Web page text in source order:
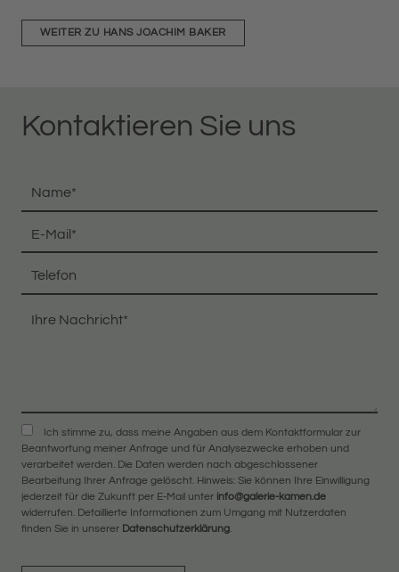
WEITER ZU HANS JOACHIM BAKER
Kontaktieren Sie uns
Ich stimme zu, dass meine Angaben aus dem Kontaktformular zur
Beantwortung meiner Anfrage und für Analysezwecke erhoben und
verarbeitet werden. Die Daten werden nach abgeschlossener
Bearbeitung Ihrer Anfrage gelöscht. Hinweis: Sie können Ihre Einwilligung
jederzeit für die Zukunft per E-Mail unter info@galerie-kamen.de
widerrufen. Detaillierte Informationen zum Umgang mit Nutzerdaten
finden Sie in unserer Datenschutzerklärung.